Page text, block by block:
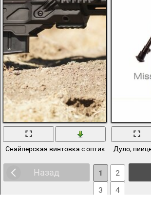
Снайперская винтовка с оптикой на песке
Дуло,
Назад 1
2
3
4